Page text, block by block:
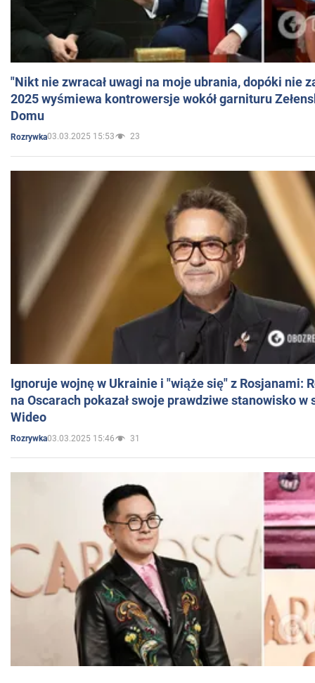
"Nikt nie zwracał uwagi na moje ubrania, dopóki nie
2025 wyśmiewa kontrowersje wokół garnituru
Domu
Rozrywka03.03.2025 15:53 23
Ignoruje wojnę w Ukrainie i "wiąże się" z Rosjanami:
na Oscarach pokazał swoje prawdziwe stanowisko w
Wideo
Rozrywka03.03.2025 15:46 31